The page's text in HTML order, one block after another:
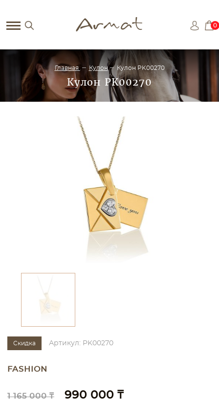
0
Главная Кулон Кулон PK00270
Кулон PK00270
Скидка Артикул: PK00270
FASHION
1 165 000 ₸ 990 000 ₸